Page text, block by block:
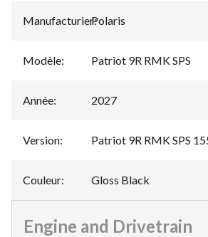
Manufacturier:
Polaris
Modèle: Patriot 9R RMK SPS
Année: 2027
Version: Patriot 9R RMK SPS
Couleur: Gloss Black
Engine and Drivetrain